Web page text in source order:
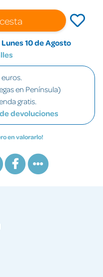
Lunes 10 de Agosto
en Península)
gratis.
devoluciones
en valorarlo!